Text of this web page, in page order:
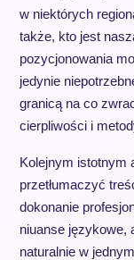
w niektórych
także, kto jest
pozycjonowania
jedynie
granicą na co
cierpliwości i
Kolejnym istotnym
przetłumaczyć
dokonanie
niuanse językowe,
naturalnie w